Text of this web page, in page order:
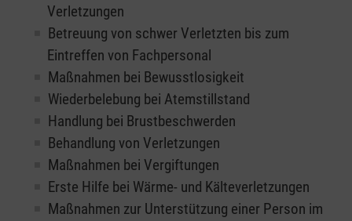
Verletzungen
Betreuung von schwer Verletzten bis zum
Eintreffen von Fachpersonal
Maßnahmen bei Bewusstlosigkeit
Wiederbelebung bei Atemstillstand
Handlung bei Brustbeschwerden
Behandlung von Verletzungen
Maßnahmen bei Vergiftungen
Erste Hilfe bei Wärme- und Kälteverletzungen
Maßnahmen zur Unterstützung einer Person im